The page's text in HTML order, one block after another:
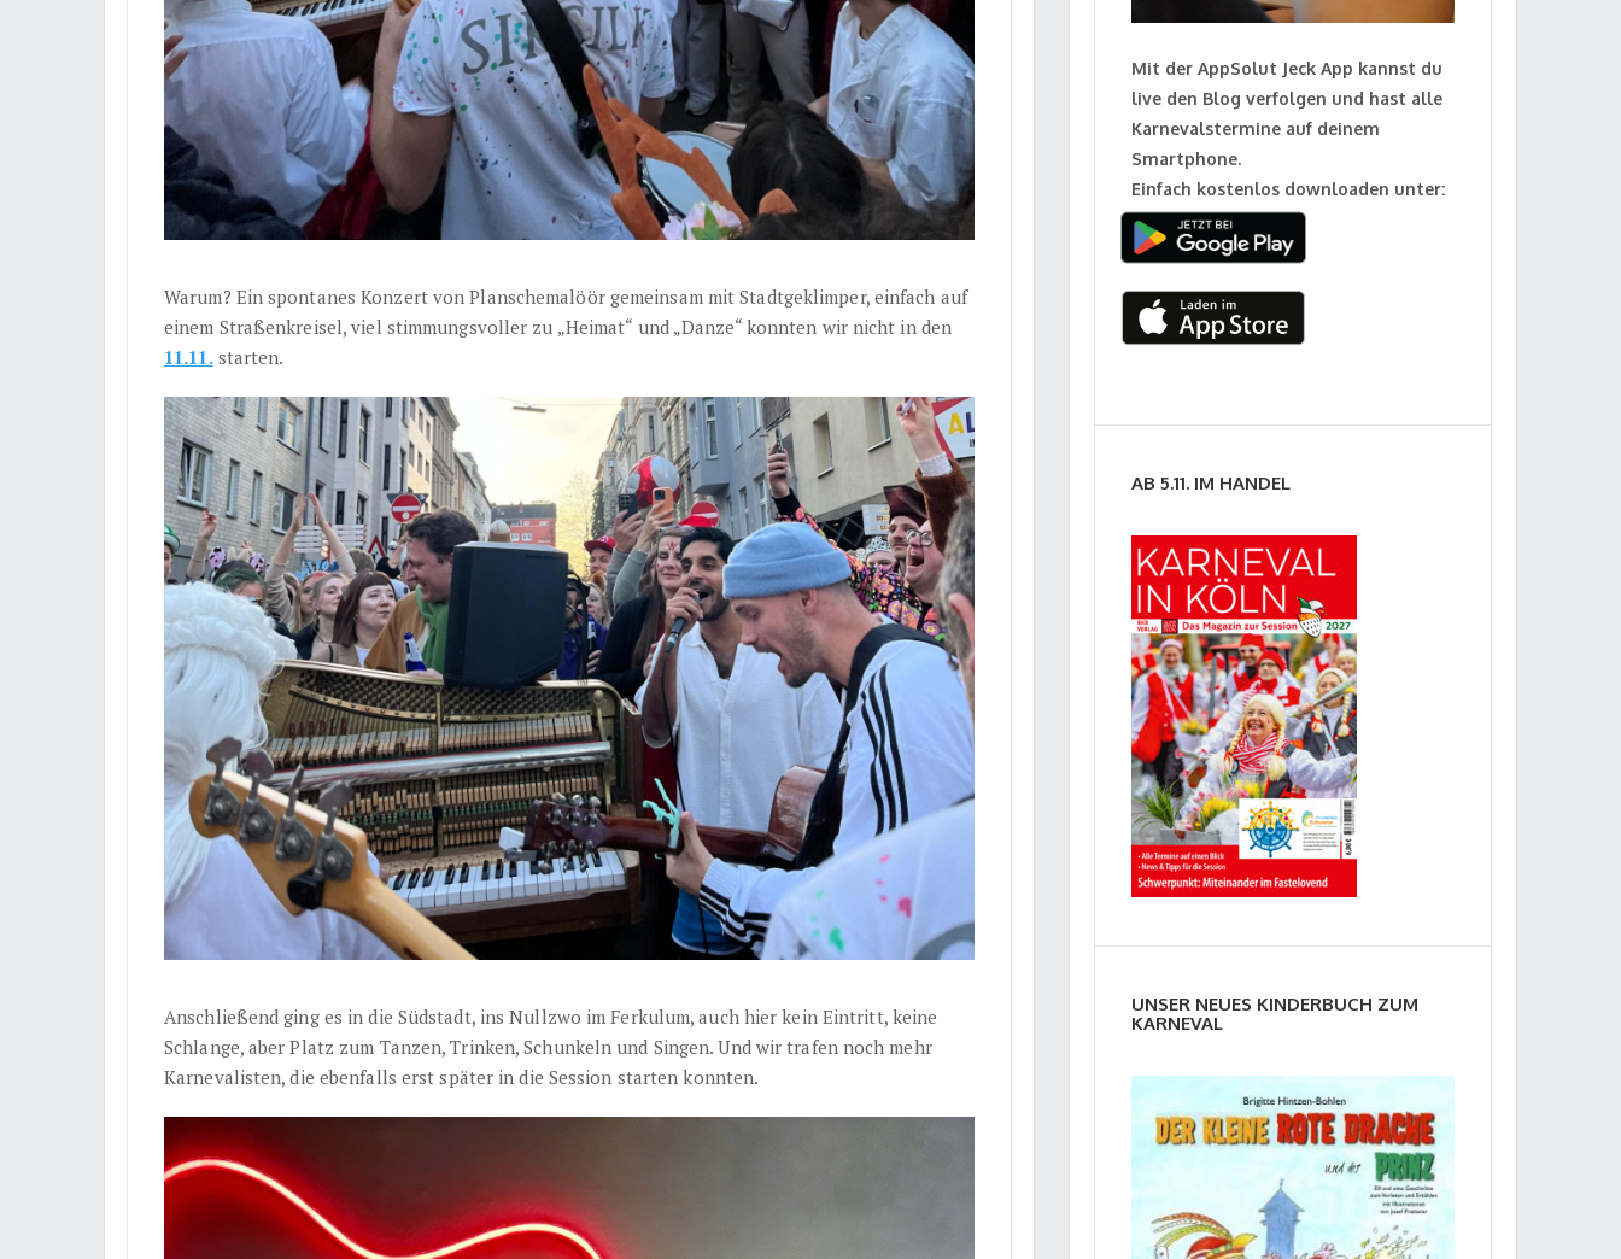
Warum? Ein spontanes Konzert von Planschemalöör gemeinsam mit Stadtgeklimper, einfach auf
einem Straßenkreisel, viel stimmungsvoller zu „Heimat“ und „Danze“ konnten wir nicht in den
11.11.starten.
Anschließend ging es in die Südstadt, ins Nullzwo im Ferkulum, auch hier kein Eintritt, keine
Schlange, aber Platz zum Tanzen, Trinken, Schunkeln und Singen. Und wir trafen noch mehr
Karnevalisten, die ebenfalls erst später in die Session starten konnten.
Mit der AppSolut Jeck App kannst du
live den Blog verfolgen und hast alle
Karnevalstermine auf deinem
Smartphone.
Einfach kostenlos downloaden unter:
AB 5.11. IM HANDEL
UNSER NEUES KINDERBUCH ZUM
KARNEVAL